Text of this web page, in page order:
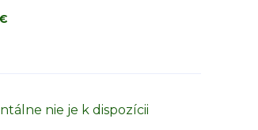
nie je k dispozícii